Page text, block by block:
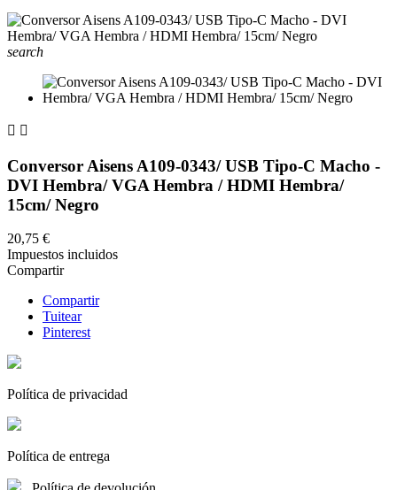
search
 
Conversor Aisens A109-0343/ USB Tipo-C Macho -
DVI Hembra/ VGA Hembra / HDMI Hembra/
15cm/ Negro
20,75 €
Impuestos incluidos
Compartir
Compartir
Tuitear
Pinterest
Política de privacidad
Política de entrega